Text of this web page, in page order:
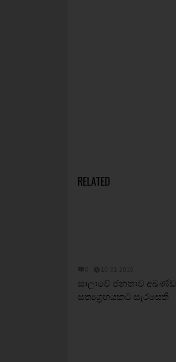
RELATED
සාලාවේ ජනතාව අඛණ්ඩ
සත්‍යග්‍රහයකට සැරසෙති